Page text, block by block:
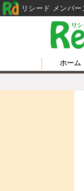
ホーム
リシード メンバー